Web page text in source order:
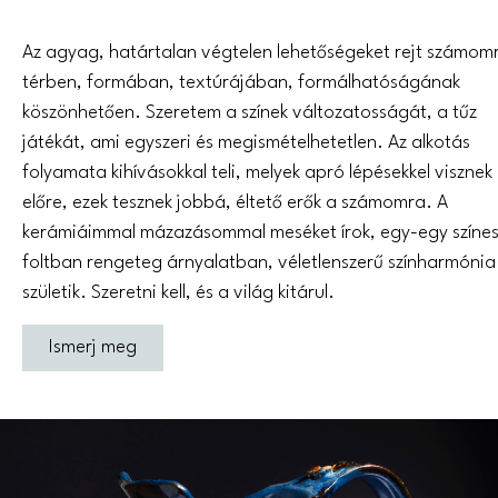
Az agyag, határtalan végtelen lehetőségeket rejt
térben, formában, textúrájában, formálhatóságának
köszönhetően. Szeretem a színek változatosságát, a tűz
játékát, ami egyszeri és megismételhetetlen. Az alkotás
folyamata kihívásokkal teli, melyek apró lépésekkel visznek
előre, ezek tesznek jobbá, éltető erők a számomra. A
kerámiáimmal mázazásommal meséket írok, egy-egy színes
foltban rengeteg árnyalatban, véletlenszerű színharmónia
születik. Szeretni kell, és a világ kitárul.
Ismerj meg